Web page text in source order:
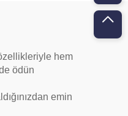
hem
ödün
emin